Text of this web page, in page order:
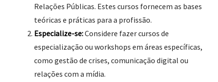
Relações Públicas. Estes cursos fornecem as bases
teóricas e práticas para a profissão.
Especialize-se:Considere fazer cursos de
especialização ou workshops em áreas específicas,
como gestão de crises, comunicação digital ou
relações com a mídia.